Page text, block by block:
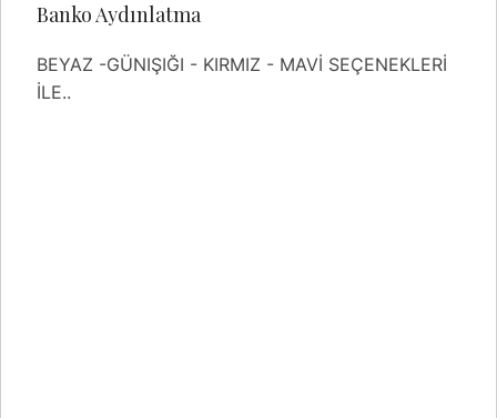
Banko Aydınlatma
BEYAZ -GÜNIŞIĞI - KIRMIZ - MAVİ SEÇENEKLERİ
İLE..